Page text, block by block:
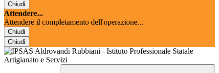
Chiudi
Attendere...
Attendere il completamento dell'operazione...
Chiudi
Chiudi